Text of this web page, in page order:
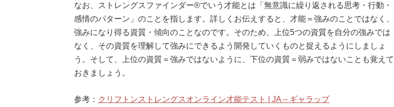
なお、ストレングスファインダー®でいう才能とは「無意識に繰り返される思考・行動・
感情のパターン」のことを指します。詳しくお伝えすると、才能＝強みのことではなく、
強みになり得る資質・傾向のことなのです。そのため、上位5つの資質を自分の強みでは
なく、その資質を理解して強みにできるよう開発していくものと捉えるようにしましょ
う。そして、上位の資質＝強みではないように、下位の資質＝弱みではないことも覚えて
おきましょう。
参考： クリフトンストレングスオンライン才能テスト | JA – ギャラップ